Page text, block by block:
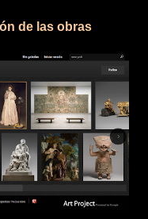
de las obras